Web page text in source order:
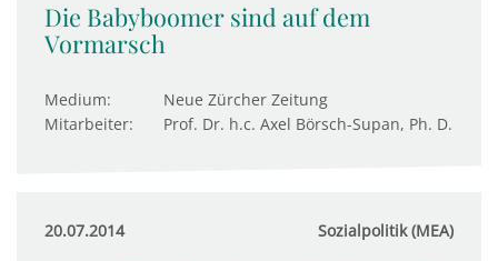
Die Babyboomer sind auf dem
Vormarsch
Medium:
Neue Zürcher Zeitung
Mitarbeiter:
Prof. Dr. h.c. Axel Börsch-Supan, Ph. D.
20.07.2014 Sozialpolitik (MEA)